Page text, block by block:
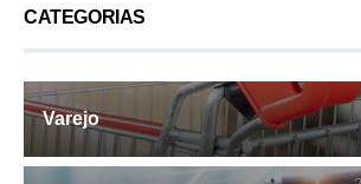
CATEGORIAS
Varejo